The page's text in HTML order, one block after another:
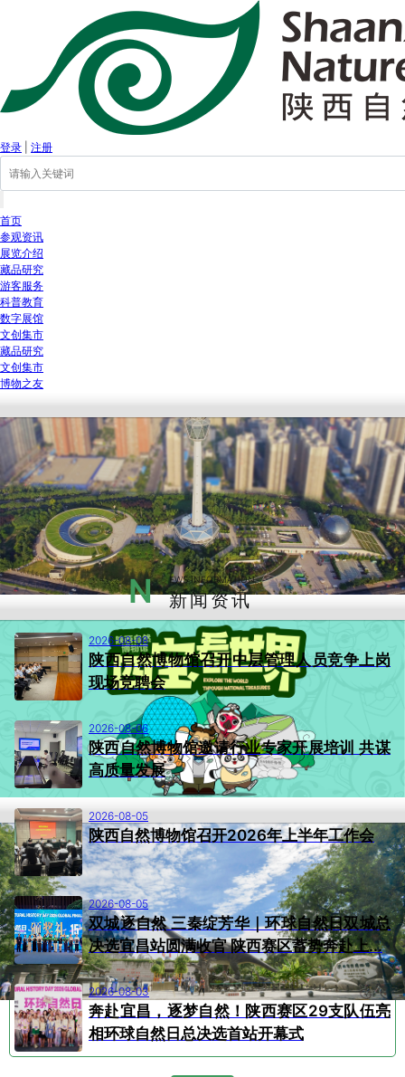
登录 注册
首页
参观资讯
展览介绍
藏品研究
游客服务
科普教育
数字展馆
文创集市
藏品研究
文创集市
博物之友
N EWS INFORMATION
新闻资讯
2026-08-08
陕西自然博物馆召开中层管理人员竞争上岗
现场竞聘会
2026-08-06
陕西自然博物馆邀请行业专家开展培训 共谋
高质量发展
2026-08-05
陕西自然博物馆召开2026年上半年工作会
2026-08-05
双城逐自然 三秦绽芳华｜环球自然日双城总
决选宜昌站圆满收官 陕西赛区蓄势奔赴上...
2026-08-03
奔赴宜昌，逐梦自然！陕西赛区29支队伍亮
相环球自然日总决选首站开幕式